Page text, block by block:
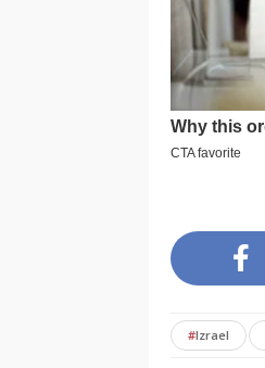
#Izrael